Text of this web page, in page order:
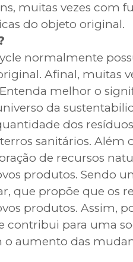
muitas vezes com
do objeto original.
normalmente
Afinal, muitas
melhor o
da
dos
sanitários. Além
de recursos
produtos. Sendo
que propõe que os
produtos. Assim,
contribui para uma
aumento das